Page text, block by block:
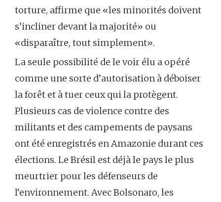
torture, affirme que «les minorités doivent
s’incliner devant la majorité» ou
«disparaître, tout simplement».
La seule possibilité de le voir élu a opéré
comme une sorte d’autorisation à déboiser
la forêt et à tuer ceux qui la protègent.
Plusieurs cas de violence contre des
militants et des campements de paysans
ont été enregistrés en Amazonie durant ces
élections. Le Brésil est déjà le pays le plus
meurtrier pour les défenseurs de
l’environnement. Avec Bolsonaro, les